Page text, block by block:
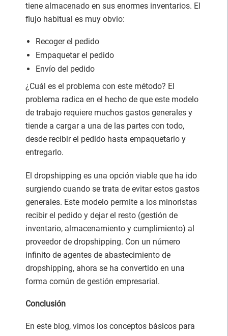
tiene almacenado en sus enormes inventarios. El
flujo habitual es muy obvio:
Recoger el pedido
Empaquetar el pedido
Envío del pedido
¿Cuál es el problema con este método? El
problema radica en el hecho de que este modelo
de trabajo requiere muchos gastos generales y
tiende a cargar a una de las partes con todo,
desde recibir el pedido hasta empaquetarlo y
entregarlo.
El dropshipping es una opción viable que ha ido
surgiendo cuando se trata de evitar estos gastos
generales. Este modelo permite a los minoristas
recibir el pedido y dejar el resto (gestión de
inventario, almacenamiento y cumplimiento) al
proveedor de dropshipping. Con un número
infinito de agentes de abastecimiento de
dropshipping, ahora se ha convertido en una
forma común de gestión empresarial.
Conclusión
En este blog, vimos los conceptos básicos para